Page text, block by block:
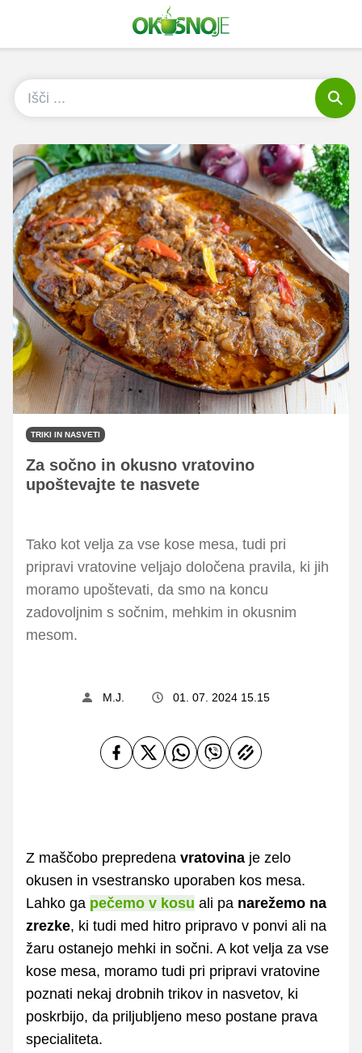
TRIKI IN NASVETI
Za sočno in okusno vratovino
upoštevajte te nasvete
Tako kot velja za vse kose mesa, tudi pri
pripravi vratovine veljajo določena pravila, ki jih
moramo upoštevati, da smo na koncu
zadovoljnim s sočnim, mehkim in okusnim
mesom.
M.J. 01. 07. 2024 15.15
Z maščobo prepredena vratovina je zelo
okusen in vsestransko uporaben kos mesa.
Lahko ga pečemo v kosu ali pa narežemo na
zrezke, ki tudi med hitro pripravo v ponvi ali na
žaru ostanejo mehki in sočni. A kot velja za vse
kose mesa, moramo tudi pri pripravi vratovine
poznati nekaj drobnih trikov in nasvetov, ki
poskrbijo, da priljubljeno meso postane prava
specialiteta.